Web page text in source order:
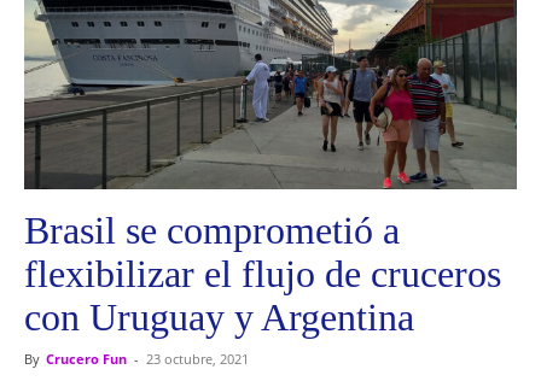
Brasil se comprometió a
flexibilizar el flujo de cruceros
con Uruguay y Argentina
By Crucero Fun - 23 octubre, 2021